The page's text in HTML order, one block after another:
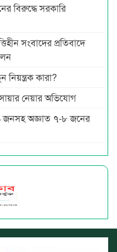
বিরুদ্ধে সরকারি
সংবাদের প্রতিবাদে
নিয়ন্ত্রক কারা?
নেয়ার অভিযোগ
জনসহ অজ্ঞাত ৭-৮ জনের